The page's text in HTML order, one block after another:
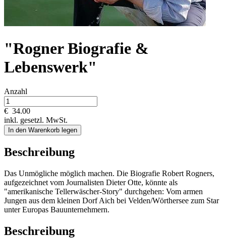
"Rogner Biografie &
Lebenswerk"
Anzahl
€ 34.00
inkl. gesetzl. MwSt.
In den Warenkorb legen
Beschreibung
Das Unmögliche möglich machen. Die Biografie Robert Rogners,
aufgezeichnet vom Journalisten Dieter Otte, könnte als
"amerikanische Tellerwäscher-Story" durchgehen: Vom armen
Jungen aus dem kleinen Dorf Aich bei Velden/Wörthersee zum Star
unter Europas Bauunternehmern.
Beschreibung